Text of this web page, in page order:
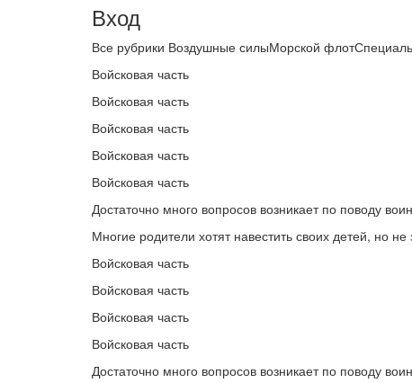
Вход
Все рубрики Воздушные силыМорской
Войсковая часть
Войсковая часть
Войсковая часть
Войсковая часть
Войсковая часть
Достаточно много вопросов возникает по поводу
Многие родители хотят навестить своих детей, но не
Войсковая часть
Войсковая часть
Войсковая часть
Войсковая часть
Достаточно много вопросов возникает по поводу